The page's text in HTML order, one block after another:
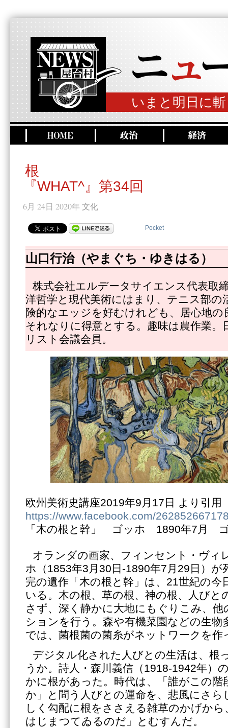
いまと明日に
根
『WHAT^』第34回
6月 24日 2020年 文化
Pocket
山口行治（やまぐち・ゆきはる）
株式会社エルデータサイエンス代表取
洋哲学と現代美術にはまり、テニス部の
険的なエッジを好むけれども、居心地
それなりに得意とする。趣味は農作業。
リスト会議会員。
欧州美術史講座2019年9月17日 より引用
https://www.facebook.com/
「木の根と幹」 ゴッホ 1890年7月
オランダの画家、フィンセント・ヴィ
ホ（1853年3月30日-1890年7月29日）が
完の遺作「木の根と幹」は、21世紀の今
いる。木の根、草の根、神の根、人びと
さず、深く静かに大地にもぐりこみ、
ションを行う。森や有機菜園などの生物
では、菌根菌の菌糸がネットワークを作
デジタル化された人びとの生活は、根
うか。詩人・森川義信（1918-1942年）
かに根があった。時代は、「誰がこの
か」と問う人びとの運命を、悲風にさ
しく勾配に根をささえる雑草のかげか
はじまつてゐるのだ」とむすんだ。